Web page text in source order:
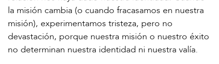
la misión cambia (o cuando fracasamos en nuestra
misión), experimentamos tristeza, pero no
devastación, porque nuestra misión o nuestro éxito
no determinan nuestra identidad ni nuestra valía.